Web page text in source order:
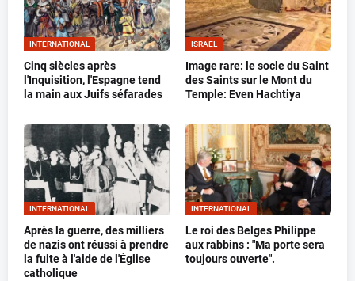
INTERNATIONAL
Cinq siècles après
l'Inquisition, l'Espagne tend
la main aux Juifs séfarades
ISRAËL
Image rare: le socle du Saint
des Saints sur le Mont du
Temple: Even Hachtiya
INTERNATIONAL
Après la guerre, des milliers
de nazis ont réussi à prendre
la fuite à l'aide de l'Église
catholique
INTERNATIONAL
Le roi des Belges Philippe
aux rabbins : "Ma porte sera
toujours ouverte".